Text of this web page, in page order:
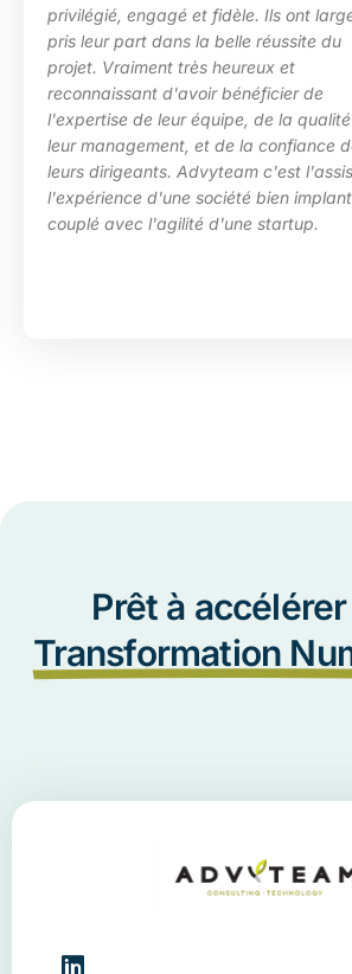
privilégié, engagé et fidèle. Ils ont
pris leur part dans la belle réussite du
projet. Vraiment très heureux et
reconnaissant d'avoir bénéficier de
l'expertise de leur équipe, de la
leur management, et de la confiance
leurs dirigeants. Advyteam c'est
l'expérience d'une société bien
couplé avec l'agilité d'une startup.
Prêt à
Transformation